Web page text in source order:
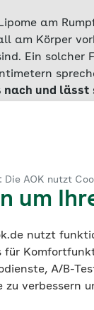
Die AOK nutzt
um
nutzt
für
A/B-
zu verbessern
am
am Körper
Ein
nach und
treten
bilden,
Prozent